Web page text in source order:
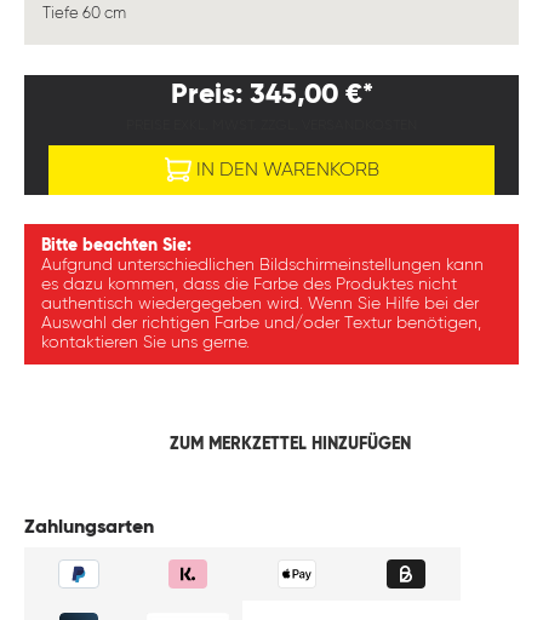
Tiefe 60 cm
Preis: 345,00 €*
IN DEN WARENKORB
Bitte beachten Sie:
Aufgrund unterschiedlichen Bildschirmeinstellungen kann
es dazu kommen, dass die Farbe des Produktes nicht
authentisch wiedergegeben wird. Wenn Sie Hilfe bei der
Auswahl der richtigen Farbe und/oder Textur benötigen,
kontaktieren Sie uns gerne.
ZUM MERKZETTEL HINZUFÜGEN
Zahlungsarten